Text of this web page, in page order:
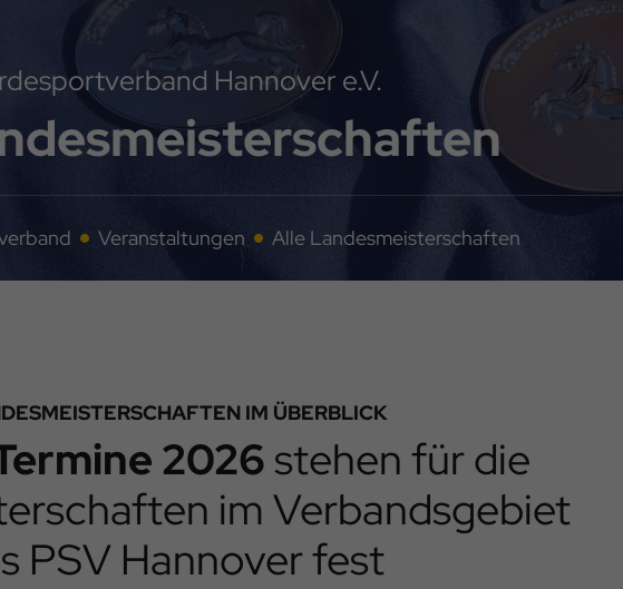
Hannover e.V.
Veranstaltungen Alle Landesmeisterschaften
IM ÜBERBLICK
2026stehen für die
im Verbandsgebiet
PSV Hannover fest